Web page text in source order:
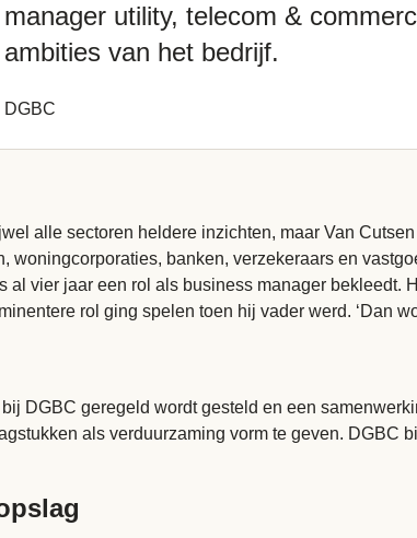
manager utility, telecom &
ambities van het bedrijf.
DGBC
alle sectoren heldere inzichten, maar Van
woningcorporaties, banken, verzekeraars en
al vier jaar een rol als business manager
rol ging spelen toen hij vader werd. ‘Dan
DGBC geregeld wordt gesteld en een
als verduurzaming vorm te geven.